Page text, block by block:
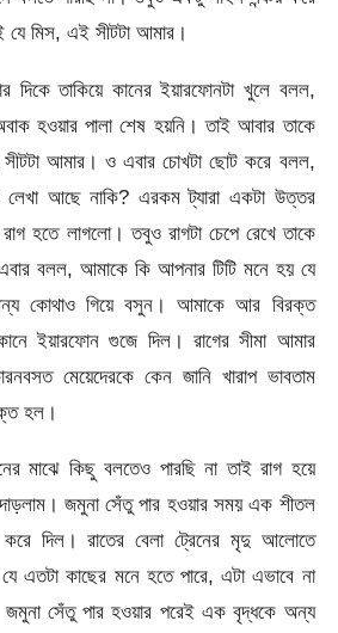
যে মিস, এই সীটটা আমার।
তাকিয়ে কানের ইয়ারফোনটা খুলে বলল,
হওয়ার পালা শেষ হয়নি। তাই আবার তাকে
আমার। ও এবার চোখটা ছোট করে বলল,
আছে নাকি? এরকম ট্যারা একটা উত্তর
হতে লাগলো। তবুও রাগটা চেপে রেখে তাকে
এবার বলল, আমাকে কি আপনার টিটি মনে হয় যে
অন্য কোথাও গিয়ে বসুন। আমাকে আর বিরক্ত
ইয়ারফোন গুজে দিল। রাগের সীমা আমার
মেয়েদেরকে কেন জানি খারাপ ভাবতাম
হল।
মাঝে কিছু বলতেও পারছি না তাই রাগ হয়ে
জমুনা সেঁতু পার হওয়ার সময় এক শীতল
করে দিল। রাতের বেলা ট্রেনের মৃদু আলোতে
এতটা কাছের মনে হতে পারে, এটা এভাবে না
জমুনা সেঁতু পার হওয়ার পরেই এক বৃদ্ধকে অন্য